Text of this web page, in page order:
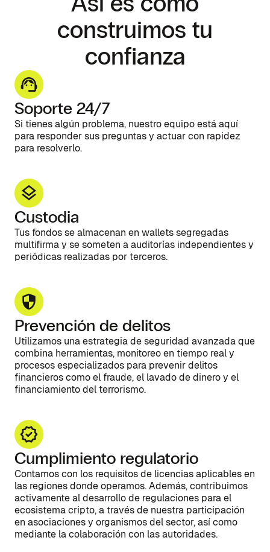
construimos tu
confianza
Soporte 24/7
Si tienes algún problema, nuestro equipo está aquí
para responder sus preguntas y actuar con rapidez
para resolverlo.
Custodia
Tus fondos se almacenan en wallets segregadas
multifirma y se someten a auditorías independientes y
periódicas realizadas por terceros.
Prevención de delitos
Utilizamos una estrategia de seguridad avanzada que
combina herramientas, monitoreo en tiempo real y
procesos especializados para prevenir delitos
financieros como el fraude, el lavado de dinero y el
financiamiento del terrorismo.
Cumplimiento regulatorio
Contamos con los requisitos de licencias aplicables en
las regiones donde operamos. Además, contribuimos
activamente al desarrollo de regulaciones para el
ecosistema cripto, a través de nuestra participación
en asociaciones y organismos del sector, así como
mediante la colaboración con las autoridades.